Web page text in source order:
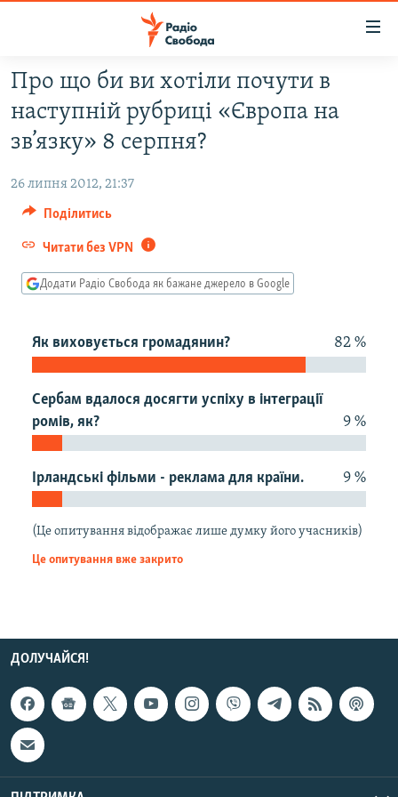
Перейти
до
основного
матеріалу
до
основної
навігації
Перейти
пошуку
РАДІО СВОБОДА – 70 РОКІВ
ВСЕ ЗА ДОБУ
ПОЛІТИКА
ЕКОНОМІКА
СУСПІЛЬСТВО
КУЛЬТУРА
УКРАЇНА
ВІЙНА
РОСІЙСЬКА «ФІЛЬТРАЦІЯ»
ДОНБАС.РЕАЛІЇ
КРИМ.РЕАЛІЇ
СХЕМИ
МУЛЬТИМЕДІА
ФОТО
СПЕЦПРОЄКТИ
ПОДКАСТИ
КРИМ РЕАЛІЇ
ДОЛУЧАЙСЯ!
Про що би ви хотіли почути в
наступній рубриці «Європа на
зв’язку» 8 серпня?
26 липня 2012, 21:37
Поділитись
Читати без VPN
Додати Радіо Свобода як бажане джерело в Google
Як виховується громадянин? 82 %
Сербам вдалося досягти успіху в інтеграції
ромів, як?
9 %
Ірландські фільми - реклама для країни. 9 %
(Це опитування відображає лише думку його учасників)
Це опитування вже закрито
ДОЛУЧАЙСЯ!